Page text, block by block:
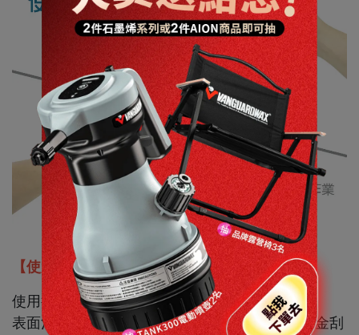
【使用建議】
使用後請以中性清潔劑洗淨，放置陰涼處存放
表面沾黏沙粒、灰塵時請更換新品，避免造成板金刮